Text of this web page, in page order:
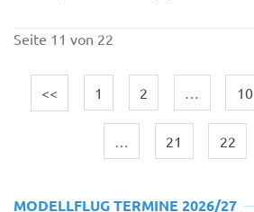
Seite 11 von 22
<< 1 2 … 10
21 22
MODELLFLUG TERMINE 2026/27